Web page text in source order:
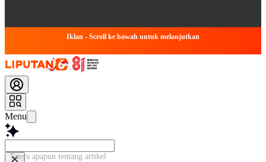
Iklan - Scroll ke bawah untuk melanjutkan
Menu
Tanya apapun tentang artikel ini...